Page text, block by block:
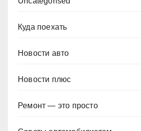
Куда поехать
Новости авто
Новости плюс
Ремонт — это просто